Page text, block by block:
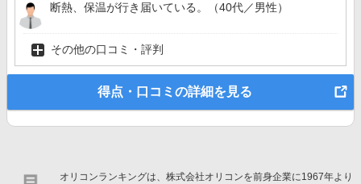
断熱、保温が行き届いている。（40代／男性）
その他の口コミ・評判
得点・口コミの詳細を見る
オリコンランキングは、株式会社オリコンを前身企業に1967年より